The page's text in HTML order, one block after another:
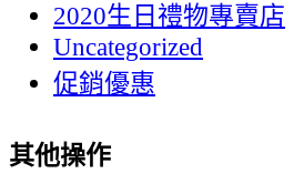
2020生日禮物專賣店
Uncategorized
促銷優惠
其他操作